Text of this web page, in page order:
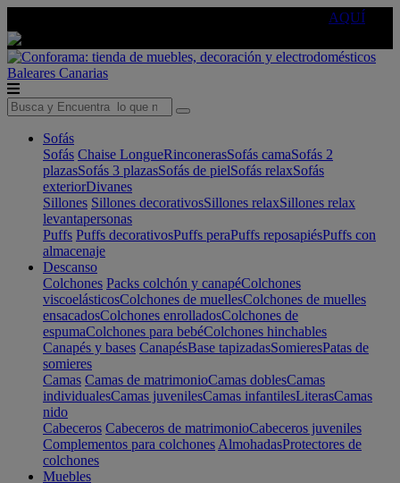
AQUÍ
Baleares Canarias
Sofás
Sofás Chaise LongueRinconerasSofás camaSofás 2
plazasSofás 3 plazasSofás de pielSofás relaxSofás
exteriorDivanes
Sillones Sillones decorativosSillones relaxSillones relax
levantapersonas
Puffs Puffs decorativosPuffs peraPuffs reposapiésPuffs con
almacenaje
Descanso
Colchones Packs colchón y canapéColchones
viscoelásticosColchones de muellesColchones de muelles
ensacadosColchones enrolladosColchones de
espumaColchones para bebéColchones hinchables
Canapés y bases CanapésBase tapizadasSomieresPatas de
somieres
Camas Camas de matrimonioCamas doblesCamas
individualesCamas juvenilesCamas infantilesLiterasCamas
nido
Cabeceros Cabeceros de matrimonioCabeceros juveniles
Complementos para colchones AlmohadasProtectores de
colchones
Muebles